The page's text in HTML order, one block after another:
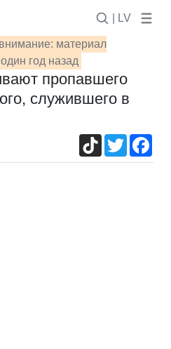
| LV
материал
год назад
пропавшего
служившего в
TikTokTwitter